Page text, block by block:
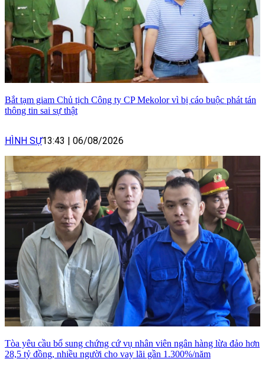
Bắt tạm giam Chủ tịch Công ty CP Mekolor vì bị cáo buộc phát tán
thông tin sai sự thật
HÌNH SỰ13:43 06/08/2026
Tòa yêu cầu bổ sung chứng cứ vụ nhân viên ngân hàng lừa đảo hơn
28,5 tỷ đồng, nhiều người cho vay lãi gần 1.300%/năm